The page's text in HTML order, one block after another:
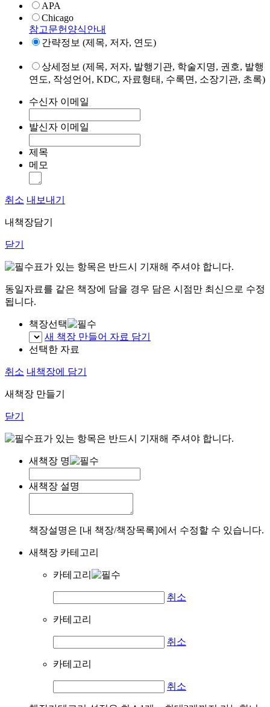
APA
Chicago
참고문헌양식안내
간략정보 (제목, 저자, 연도)
상세정보 (제목, 저자, 발행기관, 학술지명, 권호, 발행
연도, 작성언어, KDC, 자료형태, 수록면, 소장기관, 초록)
수신자 이메일
발신자 이메일
제목
메모
취소 내보내기
내책장담기
닫기
표가 있는 항목은 반드시 기재해 주셔야 합니다.
동일자료를 같은 책장에 담을 경우 담은 시점만 최신으로 수정
됩니다.
책장선택
새 책장 만들어 자료 담기
선택한 자료
취소 내책장에 담기
새책장 만들기
닫기
표가 있는 항목은 반드시 기재해 주셔야 합니다.
새책장 명
새책장 설명
책장설명은 [내 책장/책장목록]에서 수정할 수 있습니다.
새책장 카테고리
카테고리
취소
카테고리
취소
카테고리
취소